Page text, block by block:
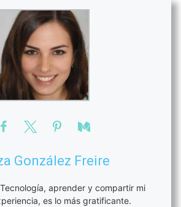
González Freire
aprender y compartir mi
es lo más gratificante.